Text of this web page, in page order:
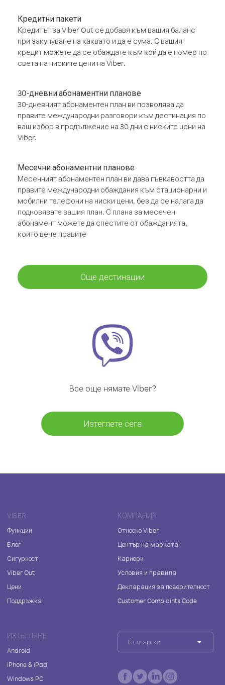
Кредитни пакети
Кредитът за Viber Out се добавя към вашия баланс
при закупуване на каквато и да е сума. С вашия
кредит можете да се обаждате към кой да е номер по
света на ниските цени на Viber.
30-дневни абонаментни планове
30-дневният абонаментен план ви позволява да
правите международни разговори към дестинация по
ваш избор в продължение на 30 дни с ниските цени на
Viber.
Месечни абонаментни планове
Месечният абонаментен план ви дава гъвкавостта да
правите международни обаждания към стационарни и
мобилни телефони на ниски цени, без да се налага да
подновявате вашия план. С плана за месечен
абонамент можете да спестите от обажданията,
които вече правите
Още дестинации
Все още нямате Viber?
Изтеглете сега
VIBER
Функции
Блог
Сигурност
Viber Out
Цени
Поддръжка
КОМПАНИЯ
Относно Viber
Център на марката
Кариери
Условия и правила
Декларация за поверителност
Customer Complaints Code
ИЗТЕГЛЯНЕ
Android
iPhone & iPad
Windows PC
Български